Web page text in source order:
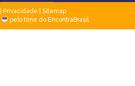
Privacidade
Sitemap
pelo time do EncontraBrasil